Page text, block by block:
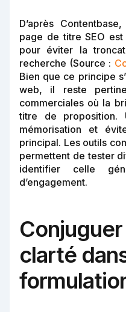
D’après
page de titre SEO
pour éviter la
recherche (Source :
Bien que ce principe
web, il reste
commerciales où la
titre de proposition.
mémorisation et
principal. Les outils
permettent de tester
identifier celle
d’engagement.
clarté